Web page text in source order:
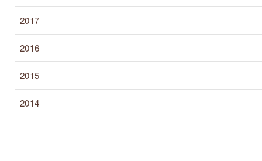
2017
2016
2015
2014